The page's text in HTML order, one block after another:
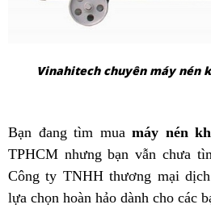
Vinahitech chuyên máy nén
Bạn đang tìm muamáy nén
TPHCM nhưng bạn vẫn chưa
Công ty TNHH thương mại
lựa chọn hoàn hảo dành cho các